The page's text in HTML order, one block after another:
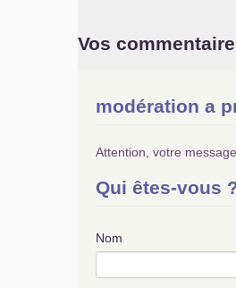
Vos
modération a
Attention, votre
Qui êtes-vous
Nom